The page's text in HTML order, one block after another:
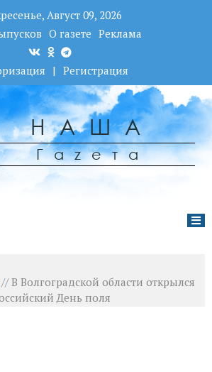
Август 09, 2026
О газете Реклама
| Регистрация
НАША
Гаzета
//В Волгоградской области открылся
День поля